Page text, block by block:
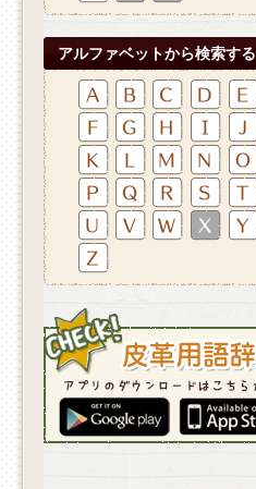
アルファベットから検索する